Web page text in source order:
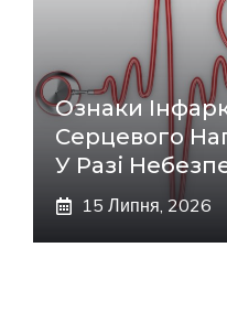
Ознаки
Серцевого
У Разі
15 Липня, 2026